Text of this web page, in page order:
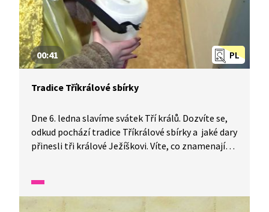
PL
00:41
Tradice Tříkrálové sbírky
Dne 6. ledna slavíme svátek Tří králů. Dozvíte se,
odkud pochází tradice Tříkrálové sbírky a jaké dary
přinesli tři králové Ježíškovi. Víte, co znamenají